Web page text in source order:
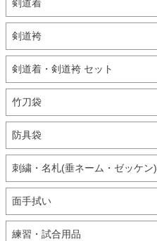
剣道着
剣道袴
剣道着・剣道袴 セット
竹刀袋
防具袋
刺繍・名札(垂ネーム・ゼッケン)
面手拭い
練習・試合用品